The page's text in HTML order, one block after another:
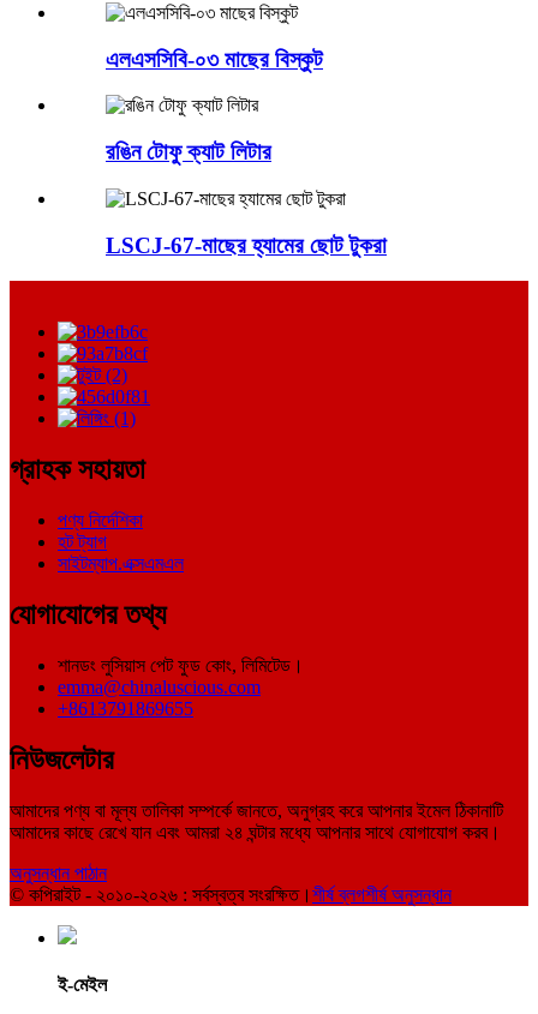
এলএসসিবি-০৩ মাছের বিস্কুট
রঙিন টোফু ক্যাট লিটার
LSCJ-67-মাছের হ্যামের ছোট টুকরা
গ্রাহক সহায়তা
পণ্য নির্দেশিকা
হট ট্যাগ
সাইটম্যাপ.এক্সএমএল
যোগাযোগের তথ্য
শানডং লুসিয়াস পেট ফুড কোং, লিমিটেড।
emma@chinaluscious.com
+8613791869655
নিউজলেটার
আমাদের পণ্য বা মূল্য তালিকা সম্পর্কে জানতে, অনুগ্রহ করে আপনার ইমেল ঠিকানাটি
আমাদের কাছে রেখে যান এবং আমরা ২৪ ঘন্টার মধ্যে আপনার সাথে যোগাযোগ করব।
অনুসন্ধান পাঠান
© কপিরাইট - ২০১০-২০২৬ : সর্বস্বত্ব সংরক্ষিত। শীর্ষ ব্লগশীর্ষ অনুসন্ধান
ই-মেইল